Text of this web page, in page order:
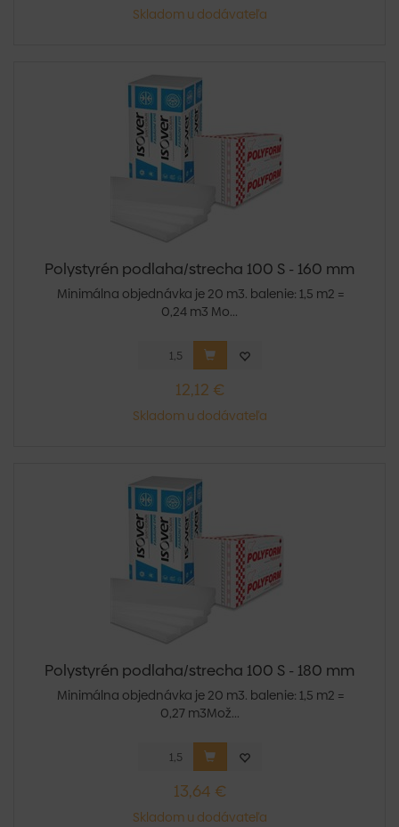
Skladom u dodávateľa
Polystyrén podlaha/strecha 100 S - 160 mm
Minimálna objednávka je 20 m3. balenie: 1,5 m2 =
0,24 m3 Mo...
12,12 €
Skladom u dodávateľa
Polystyrén podlaha/strecha 100 S - 180 mm
Minimálna objednávka je 20 m3. balenie: 1,5 m2 =
0,27 m3Mož...
13,64 €
Skladom u dodávateľa